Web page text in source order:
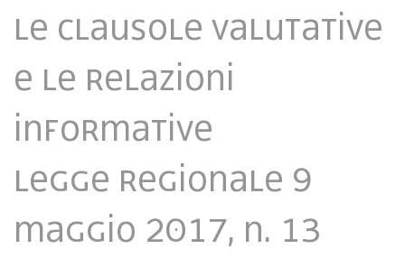
Le clausole valutative
e le relazioni
informative
​Legge regionale 9
maggio 2017, n. 13